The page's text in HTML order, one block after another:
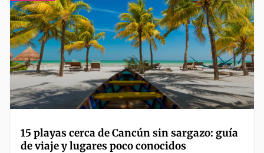
15 playas cerca de Cancún sin sargazo: guía
de viaje y lugares poco conocidos